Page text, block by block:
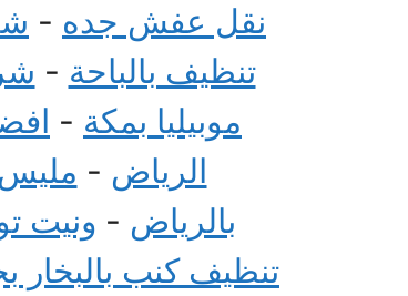
نقل عفش جده -
تنظيف بالباحة -
موبيليا بمكة -
الرياض - مليس
بالرياض - ونيت
تنظيف كنب بالبخار